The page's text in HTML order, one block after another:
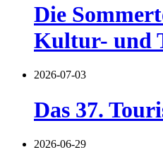
Die
Kultur- und
2026-07-03
Das 37.
2026-06-29